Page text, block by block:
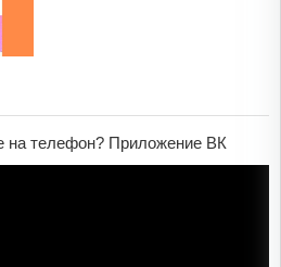
на телефон? Приложение ВК